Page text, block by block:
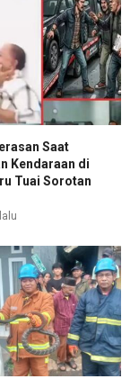
Saat
Kendaraan di
Tuai Sorotan